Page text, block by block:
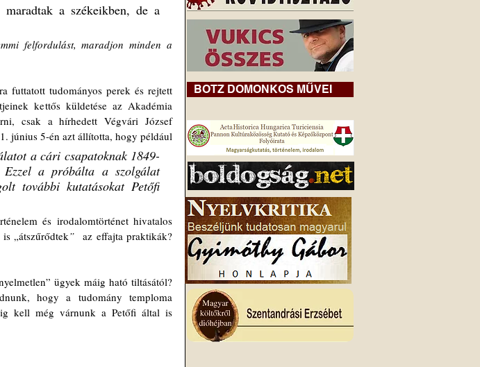
a székeikben, de a
felfordulást, maradjon minden a
futtatott tudományos perek és rejtett
kettős küldetése az Akadémia
csak a hírhedett Végvári József
a cári csapatoknak 1849-
Ezzel a próbálta a szolgálat
további kutatásokat Petőfi
és irodalomtörténet hivatalos
„átszűrődtek” az effajta praktikák?
ügyek máig ható tiltásától?
hogy a tudomány temploma
kell még várnunk a Petőfi által is
BOTZ DOMONKOS MŰVEI